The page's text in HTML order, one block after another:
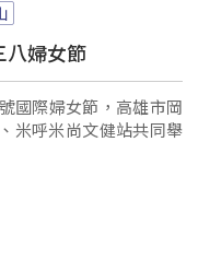
八婦女節
國際婦女節，高雄市岡
米呼米尚文健站共同舉